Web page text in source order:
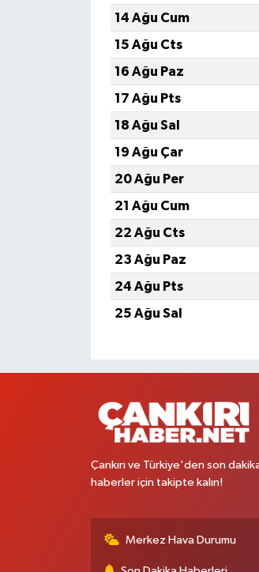
14 Ağu Cum
15 Ağu Cts
16 Ağu Paz
17 Ağu Pts
18 Ağu Sal
19 Ağu Çar
20 Ağu Per
21 Ağu Cum
22 Ağu Cts
23 Ağu Paz
24 Ağu Pts
25 Ağu Sal
Çankırı ve Türkiye'den son
haberler için takipte kalın!
Merkez Hava Durumu